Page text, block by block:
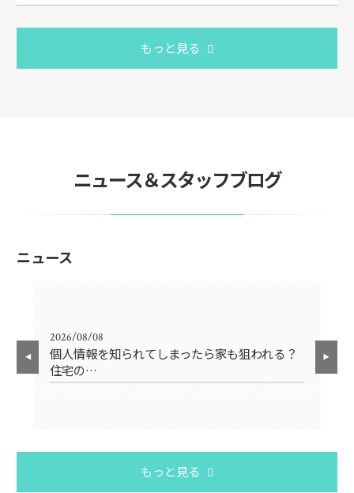
もっと見る
ニュース＆スタッフブログ
ニュース
2026/08/08
個人情報を知られてしまったら家も狙われる？
住宅の…
もっと見る